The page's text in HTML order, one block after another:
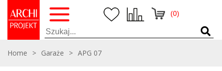
(0)
Home > Garaże > APG 07